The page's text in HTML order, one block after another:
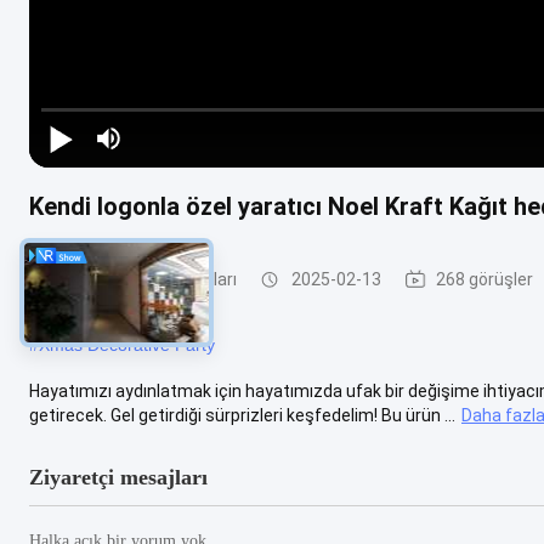
Kendi logonla özel yaratıcı Noel Kraft Kağıt
Metal çerçeve parçaları 2025-02-13 268 görüşler
#Xmas Decorative Party
Hayatımızı aydınlatmak için hayatımızda ufak bir değişime
getirecek. Gel getirdiği sürprizleri keşfedelim! Bu ürün ...
Daha
Ziyaretçi mesajları
Halka açık bir yorum yok.